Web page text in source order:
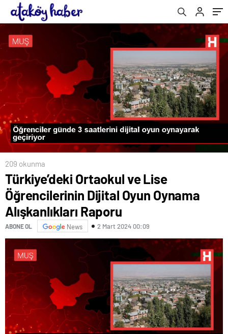
209 okunma
Türkiye’deki Ortaokul ve Lise
Öğrencilerinin Dijital Oyun Oynama
Alışkanlıkları Raporu
ABONE OL News 2 Mart 2024 00:09